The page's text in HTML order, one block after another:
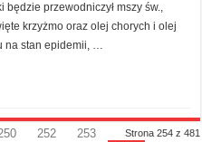
będzie przewodniczył mszy św.,
krzyżmo oraz olej chorych i olej
na stan epidemii, …
Strona 254 z 481
252
253